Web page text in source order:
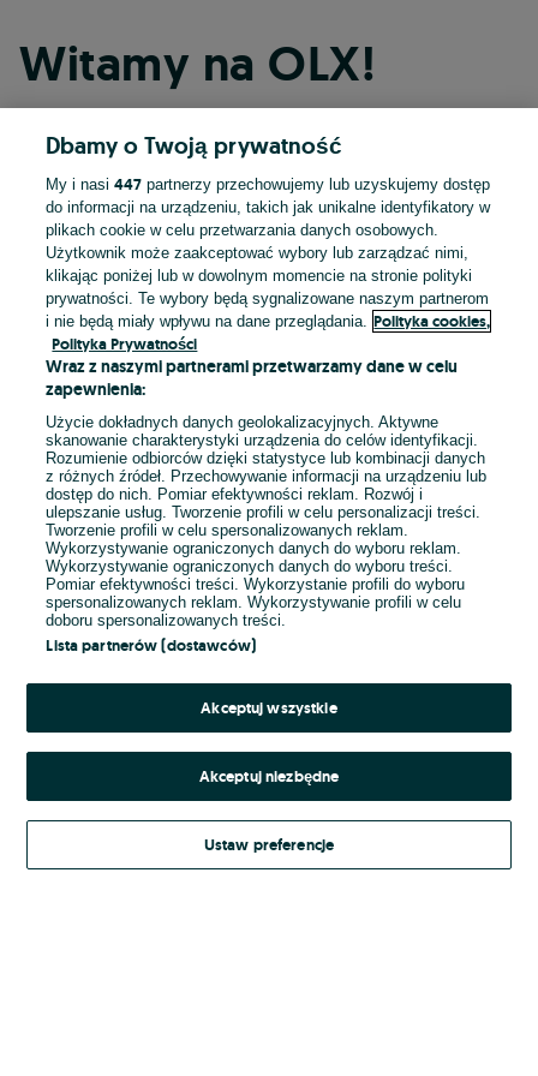
Witamy na OLX!
Kontynuuj przez Facebooka
Kontynuuj przez konto Apple
Kontynuuj przez konto Google
LUB
E-mail
Hasło
Kontynuując za pośrednictwem jednego z dostawców wskazanych powyżej,
Regulamin serwisu OLX.pl w jego aktualnym brzmieniu.
Dbamy o Twoją prywatność
My i nasi447 partnerzy przechowujemy lub uzyskujemy dostęp
do informacji na urządzeniu, takich jak unikalne identyfikatory w
plikach cookie w celu przetwarzania danych osobowych.
Użytkownik może zaakceptować wybory lub zarządzać nimi,
klikając poniżej lub w dowolnym momencie na stronie polityki
prywatności. Te wybory będą sygnalizowane naszym partnerom
i nie będą miały wpływu na dane przeglądania.
Polityka cookies,
Polityka Prywatności
Wraz z naszymi partnerami przetwarzamy dane w celu
zapewnienia:
Użycie dokładnych danych geolokalizacyjnych. Aktywne
skanowanie charakterystyki urządzenia do celów identyfikacji.
Rozumienie odbiorców dzięki statystyce lub kombinacji danych
z różnych źródeł. Przechowywanie informacji na urządzeniu lub
dostęp do nich. Pomiar efektywności reklam. Rozwój i
ulepszanie usług. Tworzenie profili w celu personalizacji treści.
Tworzenie profili w celu spersonalizowanych reklam.
Wykorzystywanie ograniczonych danych do wyboru reklam.
Wykorzystywanie ograniczonych danych do wyboru treści.
Pomiar efektywności treści. Wykorzystanie profili do wyboru
spersonalizowanych reklam. Wykorzystywanie profili w celu
doboru spersonalizowanych treści.
Lista partnerów (dostawców)
Akceptuj wszystkie
Akceptuj niezbędne
Ustaw preferencje